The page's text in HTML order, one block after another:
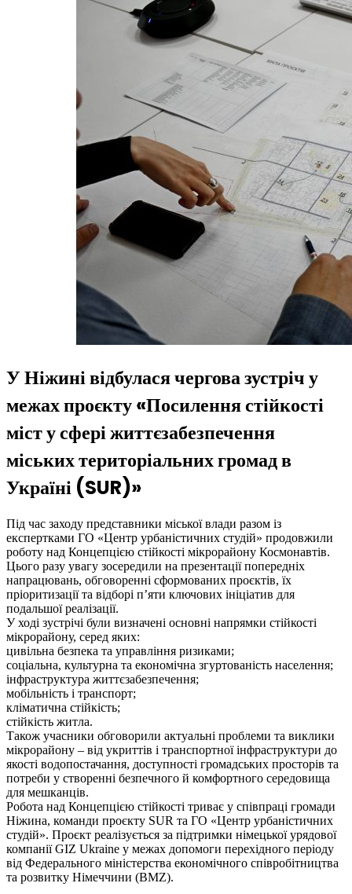
У Ніжині відбулася чергова зустріч у
межах проєкту «Посилення стійкості
міст у сфері життєзабезпечення
міських територіальних громад в
Україні (SUR)»
Під час заходу представники міської влади разом із
експертками ГО «Центр урбаністичних студій» продовжили
роботу над Концепцією стійкості мікрорайону Космонавтів.
Цього разу увагу зосередили на презентації попередніх
напрацювань, обговоренні сформованих проєктів, їх
пріоритизації та відборі п’яти ключових ініціатив для
подальшої реалізації.
У ході зустрічі були визначені основні напрямки стійкості
мікрорайону, серед яких:
цивільна безпека та управління ризиками;
соціальна, культурна та економічна згуртованість населення;
інфраструктура життєзабезпечення;
мобільність і транспорт;
кліматична стійкість;
стійкість житла.
Також учасники обговорили актуальні проблеми та виклики
мікрорайону – від укриттів і транспортної інфраструктури до
якості водопостачання, доступності громадських просторів та
потреби у створенні безпечного й комфортного середовища
для мешканців.
Робота над Концепцією стійкості триває у співпраці громади
Ніжина, команди проєкту SUR та ГО «Центр урбаністичних
студій». Проєкт реалізується за підтримки німецької урядової
компанії GIZ Ukraine у межах допомоги перехідного періоду
від Федерального міністерства економічного співробітництва
та розвитку Німеччини (BMZ).